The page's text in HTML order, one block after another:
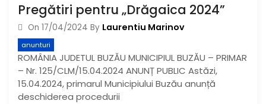
Pregătiri pentru „Drăgaica 2024”
On 17/04/2024 By Laurentiu Marinov
anunturi
ROMÂNIA JUDETUL BUZĂU MUNICIPIUL BUZĂU – PRIMAR
– Nr. 125/CLM/15.04.2024 ANUNȚ PUBLIC Astăzi,
15.04.2024, primarul Municipiului Buzău anunță
deschiderea procedurii